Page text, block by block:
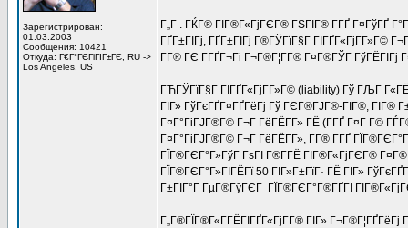
Зарегистрирован:
01.03.2003
Сообщения: 10421
Откуда: Г€Г°ГЄГіГІГ±ГЄ, RU ->
Los Angeles, US
Г„Г . ГЌГ® ГІГ®Г«ГјГЄГ® ГЅГІГ® Г­ГҐ Г¤ГўГҐ
ГҐГ±ГІГј, ГҐГ±ГІГј Г®ГЎГїГ§Г ГІГҐГ«ГјГ­Г»Г©
Г­Г® ГЄ Г­ГҐГ¬Гі Г¬Г®Г¦Г­Г® Г¤Г®ГЎГ ГўГЁГІГј
ГЋГЎГїГ§Г ГІГҐГ«ГјГ­Г»Г© (liability) Гў ГЉГ
ГІГ» ГўГєГҐГ¤ГҐГёГј Гў ГЄГ®ГЈГ®-ГІГ®, ГІГ®
Г¤Г°ГіГЈГ®Г© Г¬Г ГёГЁГ­Г» ГЁ (Г­ГҐ Г¤Г Г©
Г¤Г°ГіГЈГ®Г© Г¬Г ГёГЁГ­Г», Г­Г® Г­ГҐ
ГЇГ®ГЄГ°Г»ГўГ ГѕГІ Г®Г­ГЁ ГІГ®Г«ГјГЄГ®
ГЇГ®ГЄГ°Г»ГІГЁГї 50 ГІГ»Г±ГїГ· ГЁ ГІГ»
Г±ГІГ°Г ГµГ®ГўГЄГ ГЇГ®ГЄГ°Г®ГҐГІ
Г„Г®ГЇГ®Г«Г­ГЁГІГҐГ«ГјГ­Г® ГІГ» Г¬Г®Г¦ГҐГёГј